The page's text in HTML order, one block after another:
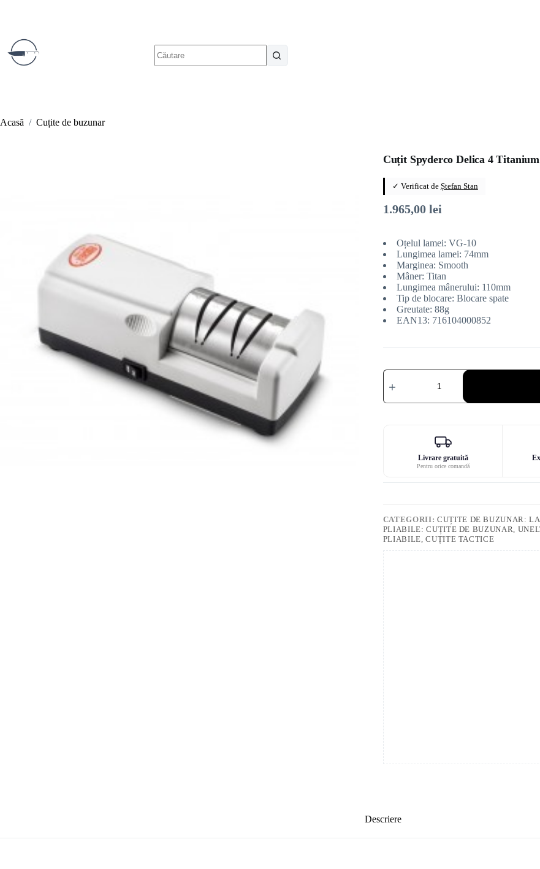
rezultat
Acasă / Cuțite de buzunar
Cuțit Spyderco Delica 4 Titanium
✓ Verificat de Ștefan Stan
1.965,00 lei
Oțelul lamei: VG-10
Lungimea lamei: 74mm
Marginea: Smooth
Mâner: Titan
Lungimea mânerului: 110mm
Tip de blocare: Blocare spate
Greutate: 88g
EAN13: 716104000852
Cantitate
Cuțit
Delica
Livrare gratuită
Pentru orice comandă
CATEGORII: CUȚITE DE BUZUNAR:
PLIABILE: CUȚITE DE BUZUNAR,
PLIABILE, CUȚITE TACTICE
Descriere